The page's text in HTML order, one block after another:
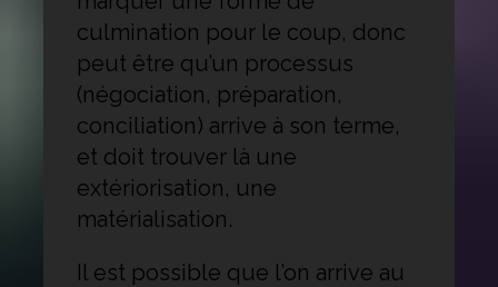
culmination pour le coup, donc
peut être qu’un processus
(négociation, préparation,
conciliation) arrive à son terme,
et doit trouver là une
extériorisation, une
matérialisation.
Il est possible que l’on arrive au